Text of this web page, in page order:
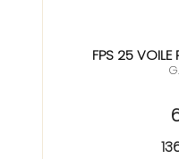
FPS 25 VOILE